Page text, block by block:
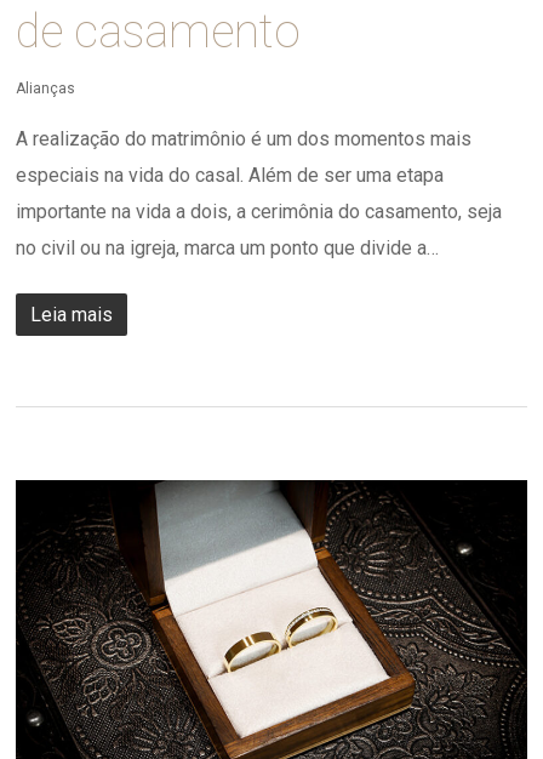
de casamento
Alianças
A realização do matrimônio é um dos momentos mais
especiais na vida do casal. Além de ser uma etapa
importante na vida a dois, a cerimônia do casamento, seja
no civil ou na igreja, marca um ponto que divide a…
Leia mais